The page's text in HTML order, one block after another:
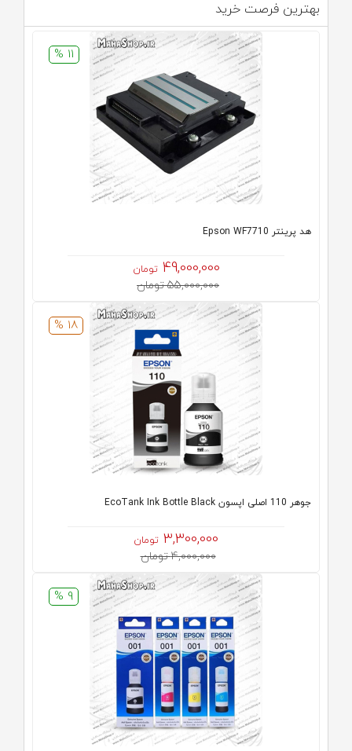
بهترین فرصت خرید
11 %
هد پرینتر Epson WF7710
49,000,000 تومان
55,000,000 تومان
18 %
جوهر 110 اصلی اپسون EcoTank Ink Bottle Black
3,300,000 تومان
4,000,000 تومان
9 %